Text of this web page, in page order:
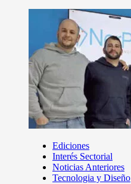
Ediciones
Interés Sectorial
Noticias Anteriores
Tecnologia y Diseño